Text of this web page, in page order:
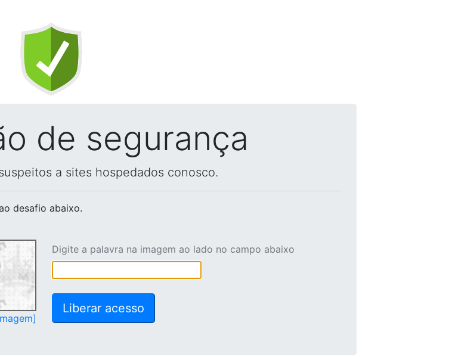
de segurança
a sites hospedados conosco.
desafio abaixo.
Digite a palavra na imagem ao lado no campo abaixo